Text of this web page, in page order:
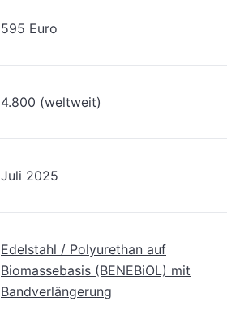
595 Euro
4.800 (weltweit)
Juli 2025
Edelstahl / Polyurethan auf
Biomassebasis (BENEBiOL) mit
Bandverlängerung